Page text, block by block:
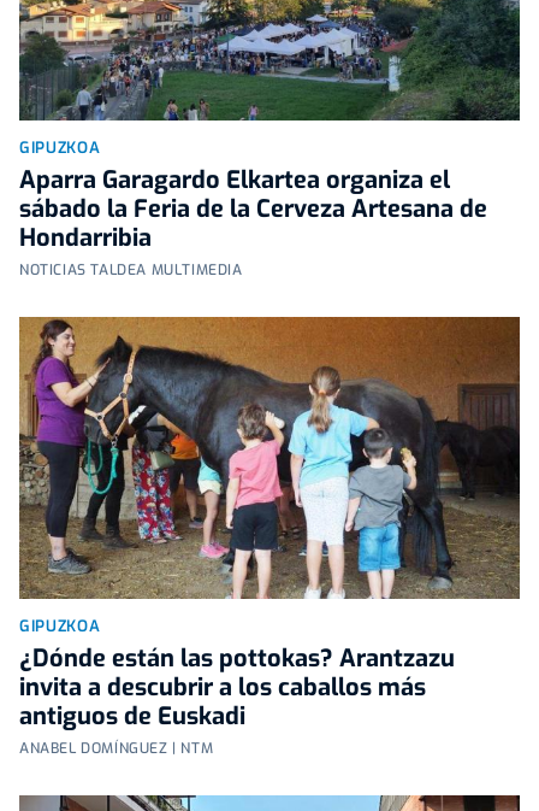
GIPUZKOA
Aparra Garagardo Elkartea organiza el
sábado la Feria de la Cerveza Artesana de
Hondarribia
NOTICIAS TALDEA MULTIMEDIA
GIPUZKOA
¿Dónde están las pottokas? Arantzazu
invita a descubrir a los caballos más
antiguos de Euskadi
ANABEL DOMÍNGUEZ | NTM